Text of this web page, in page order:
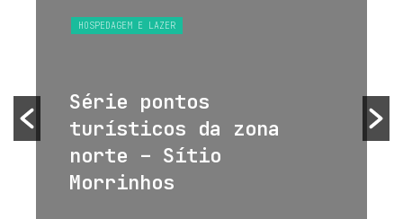
HOSPEDAGEM E LAZER
Série pontos
turísticos da zona
norte – Sítio
Morrinhos